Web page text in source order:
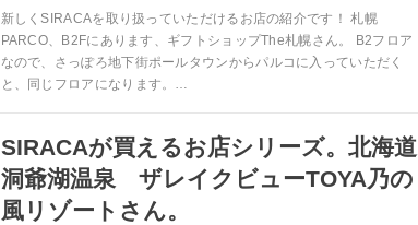
新しくSIRACAを取り扱っていただけるお店の紹介です！ 札幌
PARCO、B2Fにあります、ギフトショップThe札幌さん。 B2フロア
なので、さっぽろ地下街ポールタウンからパルコに入っていただく
と、同じフロアになります。…
SIRACAが買えるお店シリーズ。北海道
洞爺湖温泉 ザレイクビューTOYA乃の
風リゾートさん。